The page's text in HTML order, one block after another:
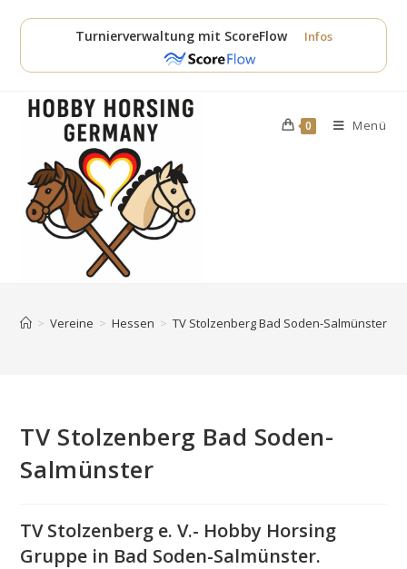
Inhalt
Turnierverwaltung mit ScoreFlow Infos
0 Menü
> Vereine > Hessen > TV Stolzenberg Bad Soden-Salmünster
TV Stolzenberg Bad Soden-
Salmünster
TV Stolzenberg e. V.- Hobby Horsing
Gruppe in Bad Soden-Salmünster.